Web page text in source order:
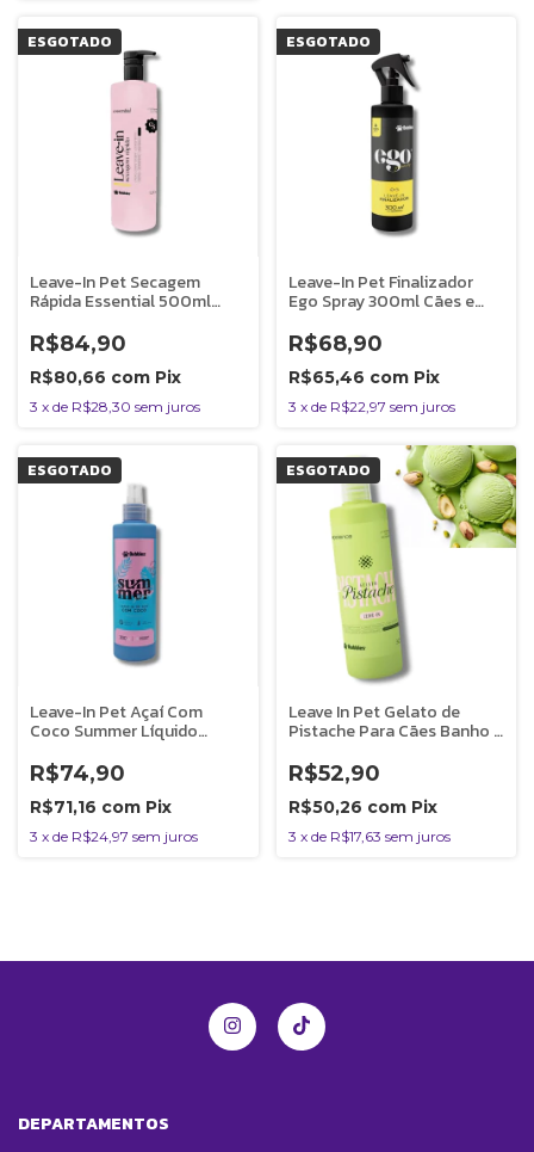
ESGOTADO
Leave-In Pet Secagem
Rápida Essential 500ml
Bubbles
R$84,90
R$80,66 com Pix
3 x de R$28,30 sem juros
ESGOTADO
Leave-In Pet Finalizador
Ego Spray 300ml Cães e
Bubbles
R$68,90
R$65,46 com Pix
3 x de R$22,97 sem juros
ESGOTADO
Leave-In Pet Açaí Com
Coco Summer Líquido
300ml Cães Gatos Banho e
Tosa Bubbles
R$74,90
R$71,16 com Pix
3 x de R$24,97 sem juros
ESGOTADO
Leave In Pet Gelato de
Pistache Para Cães Banho e
R$52,90
R$50,26 com Pix
3 x de R$17,63 sem juros
DEPARTAMENTOS